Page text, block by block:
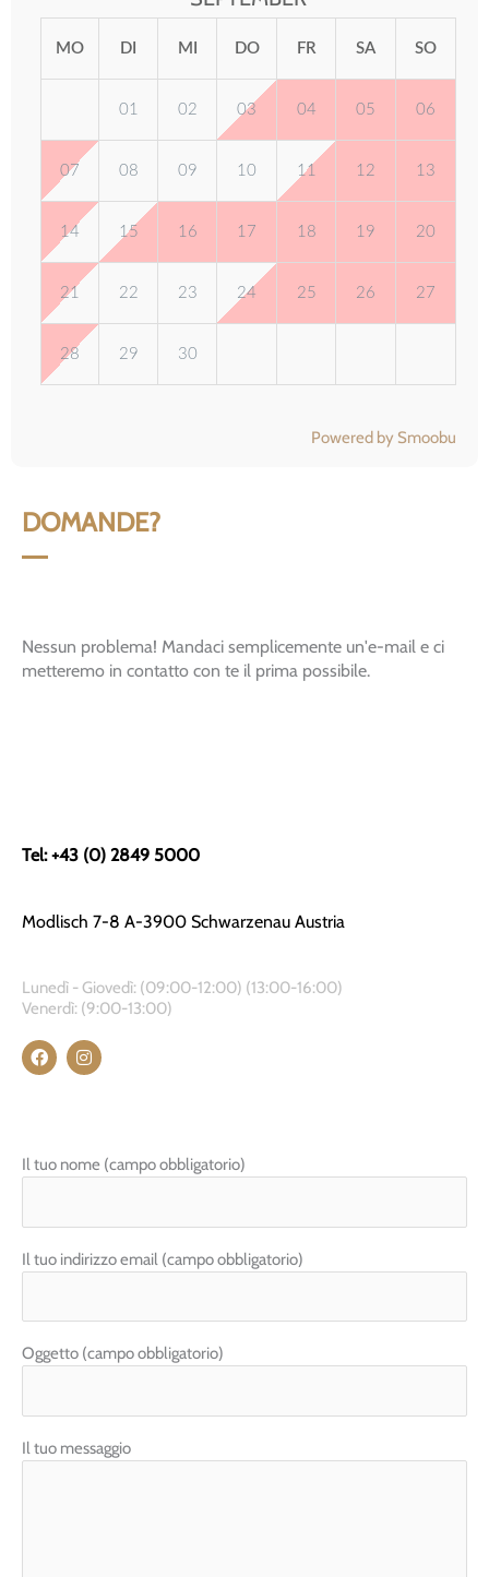
MO DI MI DO FR SA SO
01 02 03 04 05 06
07 08 09 10 11 12 13
14 15 16 17 18 19 20
21 22 23 24 25 26 27
28 29 30
Powered by Smoobu
DOMANDE?
Nessun problema! Mandaci semplicemente un'e-mail e ci
metteremo in contatto con te il prima possibile.
Tel: +43 (0) 2849 5000
Modlisch 7-8 A-3900 Schwarzenau Austria
Lunedì - Giovedì: (09:00-12:00) (13:00-16:00)
Venerdì: (9:00-13:00)
F
a
k
I
n
a
Il tuo nome (campo obbligatorio)
Il tuo indirizzo email (campo obbligatorio)
Oggetto (campo obbligatorio)
Il tuo messaggio